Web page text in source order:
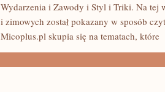
Wydarzenia i Zawody i Styl i Triki. Na tej
i zimowych został pokazany w sposób
Micoplus.pl skupia się na tematach, które